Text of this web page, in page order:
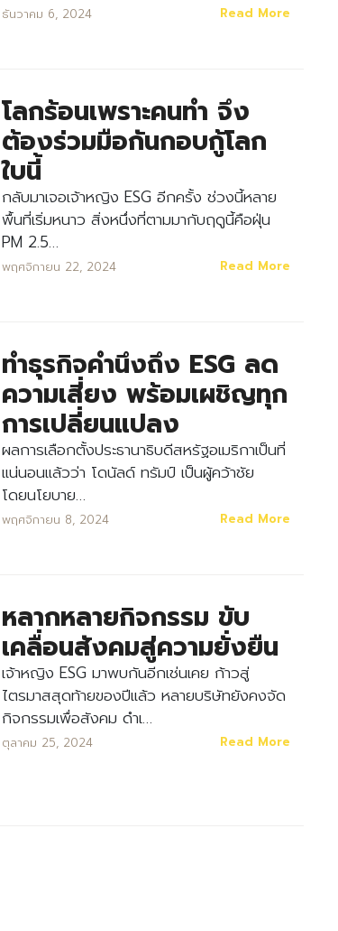
ธันวาคม 6, 2024 Read More
โลกร้อนเพราะคนทำ จึง
ต้องร่วมมือกันกอบกู้โลก
ใบนี้
กลับมาเจอเจ้าหญิง ESG อีกครั้ง ช่วงนี้หลาย
พื้นที่เริ่มหนาว สิ่งหนึ่งที่ตามมากับฤดูนี้คือฝุ่น
PM 2.5…
พฤศจิกายน 22, 2024 Read More
ทำธุรกิจคำนึงถึง ESG ลด
ความเสี่ยง พร้อมเผชิญทุก
การเปลี่ยนแปลง
ผลการเลือกตั้งประธานาธิบดีสหรัฐอเมริกาเป็นที่
แน่นอนแล้วว่า โดนัลด์ ทรัมป์ เป็นผู้คว้าชัย
โดยนโยบาย…
พฤศจิกายน 8, 2024 Read More
หลากหลายกิจกรรม ขับ
เคลื่อนสังคมสู่ความยั่งยืน
เจ้าหญิง ESG มาพบกันอีกเช่นเคย ก้าวสู่
ไตรมาสสุดท้ายของปีแล้ว หลายบริษัทยังคงจัด
กิจกรรมเพื่อสังคม ดำเ…
ตุลาคม 25, 2024 Read More